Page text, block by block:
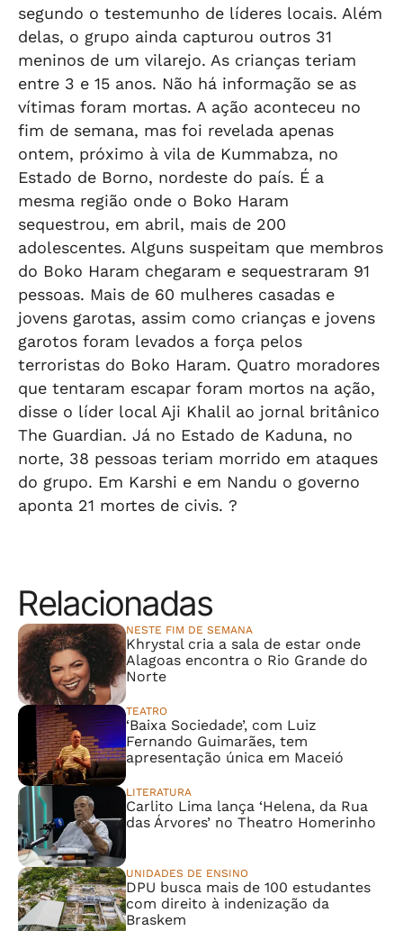
segundo o testemunho de líderes locais. Além
delas, o grupo ainda capturou outros 31
meninos de um vilarejo. As crianças teriam
entre 3 e 15 anos. Não há informação se as
vítimas foram mortas. A ação aconteceu no
fim de semana, mas foi revelada apenas
ontem, próximo à vila de Kummabza, no
Estado de Borno, nordeste do país. É a
mesma região onde o Boko Haram
sequestrou, em abril, mais de 200
adolescentes. Alguns suspeitam que membros
do Boko Haram chegaram e sequestraram 91
pessoas. Mais de 60 mulheres casadas e
jovens garotas, assim como crianças e jovens
garotos foram levados a força pelos
terroristas do Boko Haram. Quatro moradores
que tentaram escapar foram mortos na ação,
disse o líder local Aji Khalil ao jornal britânico
The Guardian. Já no Estado de Kaduna, no
norte, 38 pessoas teriam morrido em ataques
do grupo. Em Karshi e em Nandu o governo
aponta 21 mortes de civis. ?
Relacionadas
NESTE FIM DE SEMANA
Khrystal cria a sala de estar onde
Alagoas encontra o Rio Grande do
Norte
TEATRO
‘Baixa Sociedade’, com Luiz
Fernando Guimarães, tem
apresentação única em Maceió
LITERATURA
Carlito Lima lança ‘Helena, da Rua
das Árvores’ no Theatro Homerinho
UNIDADES DE ENSINO
DPU busca mais de 100 estudantes
com direito à indenização da
Braskem